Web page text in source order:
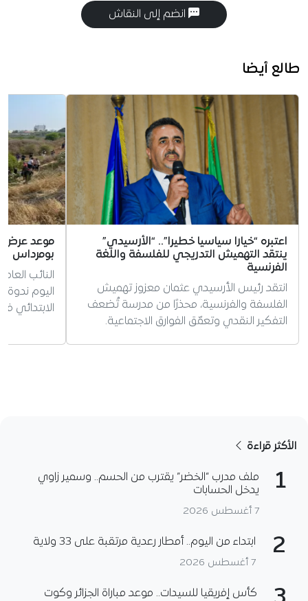
انضم إلى النقاش
طالع أيضا
اعتبره “خيارا سياسيا خطيرا”.. “الأرسيدي”
ينتقد التهميش التدريجي للفلسفة واللغة
الفرنسية
انتقد رئيس الأرسيدي عثمان معزوز تهميش
الفلسفة والفرنسية، محذرًا من مدرسة تُضعف
التفكير النقدي وتعمّق الفوارق الاجتماعية.
موعد عرض
بومرداس
النائب
اليوم
الابتدائي
الأكثر قراءة
1
ملف مدرب “الخضر” يقترب من الحسم.. وسمير زاوي
يدخل الحسابات
7 أغسطس 2026
2 ابتداء من اليوم.. أمطار رعدية مرتقبة على 33 ولاية
7 أغسطس 2026
كأس إفريقيا للسيدات.. موعد مباراة الجزائر وكوت